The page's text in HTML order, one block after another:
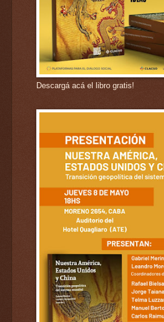
Descargá acá el libro gratis!